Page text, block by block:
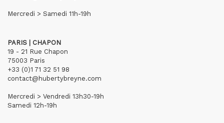
Mercredi > Samedi 11h-19h
PARIS | CHAPON
19 - 21 Rue Chapon
75003 Paris
+33 (0)1 71 32 51 98
contact@hubertybreyne.com
Mercredi > Vendredi 13h30-19h
Samedi 12h-19h